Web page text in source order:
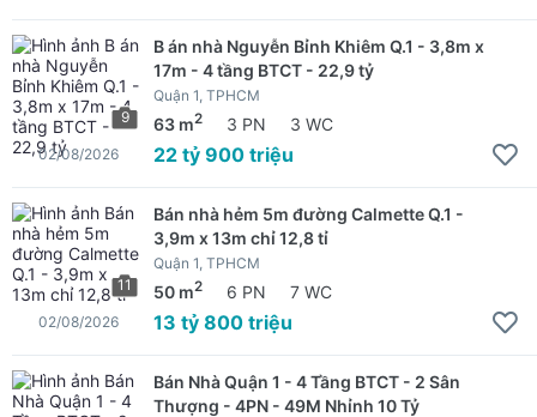
9
B án nhà Nguyễn Bỉnh Khiêm Q.1 - 3,8m x
17m - 4 tầng BTCT - 22,9 tỷ
Quận 1, TPHCM
63 m2 3 PN 3 WC
22 tỷ 900 triệu
02/08/2026
11
Bán nhà hẻm 5m đường Calmette Q.1 -
3,9m x 13m chỉ 12,8 tỉ
Quận 1, TPHCM
50 m2 6 PN 7 WC
13 tỷ 800 triệu
02/08/2026
Bán Nhà Quận 1 - 4 Tầng BTCT - 2 Sân
Thượng - 4PN - 49M Nhỉnh 10 Tỷ